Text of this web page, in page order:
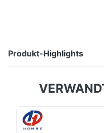
Produkt-Highlights
Bohrmaschine für Metall
einzigen Säule und